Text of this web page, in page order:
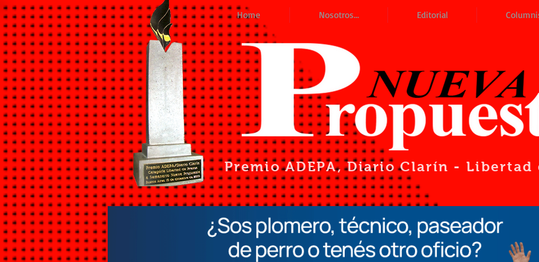
Home Nosotros... Editorial
Premio ADEPA, Diario Clarín - Libertad